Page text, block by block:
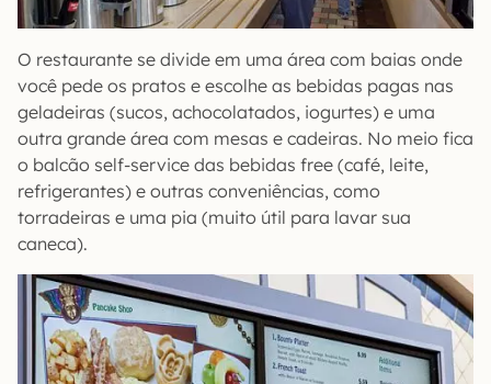
O restaurante se divide em uma área com baias onde
você pede os pratos e escolhe as bebidas pagas nas
geladeiras (sucos, achocolatados, iogurtes) e uma
outra grande área com mesas e cadeiras. No meio fica
o balcão self-service das bebidas free (café, leite,
refrigerantes) e outras conveniências, como
torradeiras e uma pia (muito útil para lavar sua
caneca).